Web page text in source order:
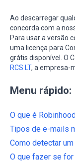
Ao descarregar
concorda com a
Para usar a versão
uma licença para
grátis disponível. O
RCS LT, a empresa-
Menu rápido:
O que é
Tipos de e-mails
Como detectar
O que fazer se for